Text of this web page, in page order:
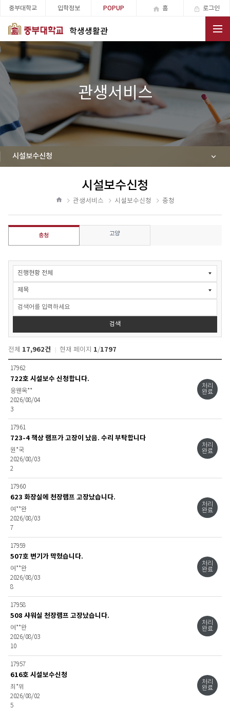
학생생활관
전체메뉴
중부대학교 입학정보 POPUP 홈 로그인
관생서비스
시설보수신청
시설보수신청
관생서비스 시설보수신청 충청
기
충청 고양
비
>
설
수
신
청
>
충
청
검
색
검색
전체 17,962건 현재 페이지 1/1797
관
비
스
>
시
보
수
신
청
청
목
록
17962
722호 시설보수 신청합니다.
응웬옥**
2026/08/04
3
처리
완료
17961
723-4 책상 램프가 고장이 났음. 수리 부탁합니다
원*국
2026/08/03
2
처리
완료
17960
623 화장실에 천장램프 고장났습니다.
여**완
2026/08/03
7
처리
완료
17959
507호 변기가 막혔습니다.
여**완
2026/08/03
8
처리
완료
17958
508 샤워실 천장램프 고장났습니다.
여**완
2026/08/03
10
처리
완료
17957
616호 시설보수신청
최*위
2026/08/02
5
처리
완료